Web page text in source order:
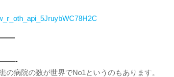
病院の数が世界でNo1というのもあります。